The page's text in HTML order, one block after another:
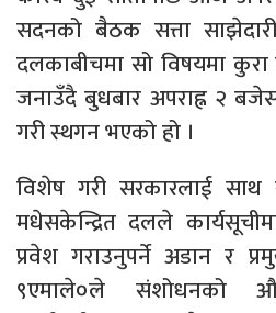
सदनको बैठक सत्ता
दलकाबीचमा सो विषयमा
जनाउँदै बुधबार अपराह्न २
गरी स्थगन भएको हो ।
विशेष गरी सरकारलाई
मधेसकेन्द्रित दलले
प्रवेश गराउनुपर्ने अडान र
९एमाले०ले संशोधनको